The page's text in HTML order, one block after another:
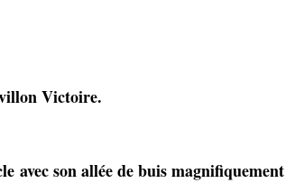
Victoire.
avec son allée de buis magnifiquement